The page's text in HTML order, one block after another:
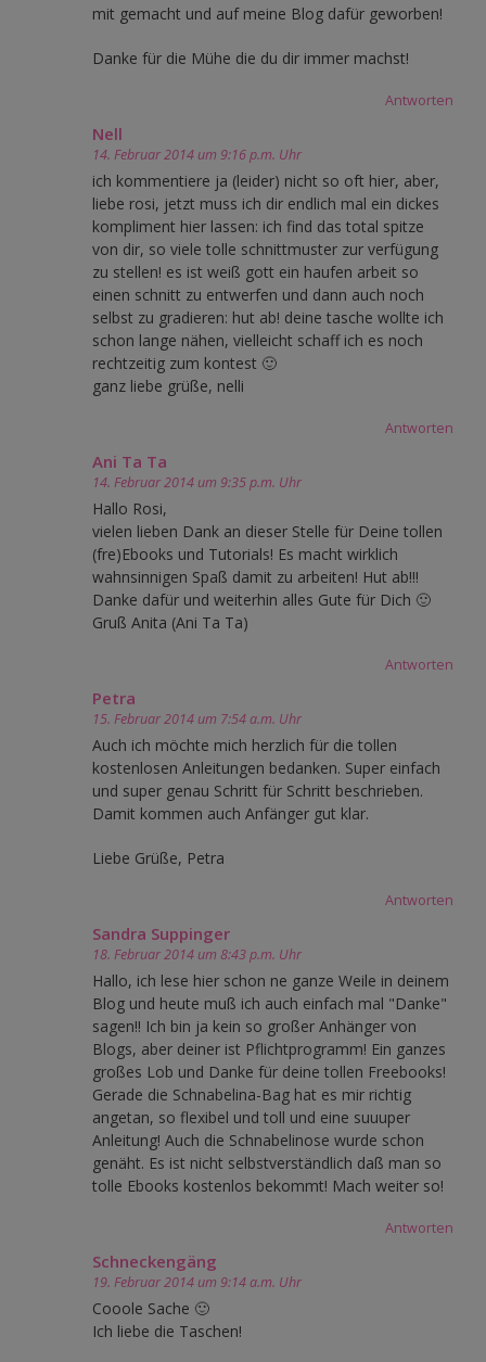
mit gemacht und auf meine Blog dafür geworben!
Danke für die Mühe die du dir immer machst!
Antworten
Nell
14. Februar 2014 um 9:16 p.m. Uhr
ich kommentiere ja (leider) nicht so oft hier, aber,
liebe rosi, jetzt muss ich dir endlich mal ein dickes
kompliment hier lassen: ich find das total spitze
von dir, so viele tolle schnittmuster zur verfügung
zu stellen! es ist weiß gott ein haufen arbeit so
einen schnitt zu entwerfen und dann auch noch
selbst zu gradieren: hut ab! deine tasche wollte ich
schon lange nähen, vielleicht schaff ich es noch
rechtzeitig zum kontest 🙂
ganz liebe grüße, nelli
Antworten
Ani Ta Ta
14. Februar 2014 um 9:35 p.m. Uhr
Hallo Rosi,
vielen lieben Dank an dieser Stelle für Deine tollen
(fre)Ebooks und Tutorials! Es macht wirklich
wahnsinnigen Spaß damit zu arbeiten! Hut ab!!!
Danke dafür und weiterhin alles Gute für Dich 🙂
Gruß Anita (Ani Ta Ta)
Antworten
Petra
15. Februar 2014 um 7:54 a.m. Uhr
Auch ich möchte mich herzlich für die tollen
kostenlosen Anleitungen bedanken. Super einfach
und super genau Schritt für Schritt beschrieben.
Damit kommen auch Anfänger gut klar.
Liebe Grüße, Petra
Antworten
Sandra Suppinger
18. Februar 2014 um 8:43 p.m. Uhr
Hallo, ich lese hier schon ne ganze Weile in deinem
Blog und heute muß ich auch einfach mal "Danke"
sagen!! Ich bin ja kein so großer Anhänger von
Blogs, aber deiner ist Pflichtprogramm! Ein ganzes
großes Lob und Danke für deine tollen Freebooks!
Gerade die Schnabelina-Bag hat es mir richtig
angetan, so flexibel und toll und eine suuuper
Anleitung! Auch die Schnabelinose wurde schon
genäht. Es ist nicht selbstverständlich daß man so
tolle Ebooks kostenlos bekommt! Mach weiter so!
Antworten
Schneckengäng
19. Februar 2014 um 9:14 a.m. Uhr
Cooole Sache 🙂
Ich liebe die Taschen!